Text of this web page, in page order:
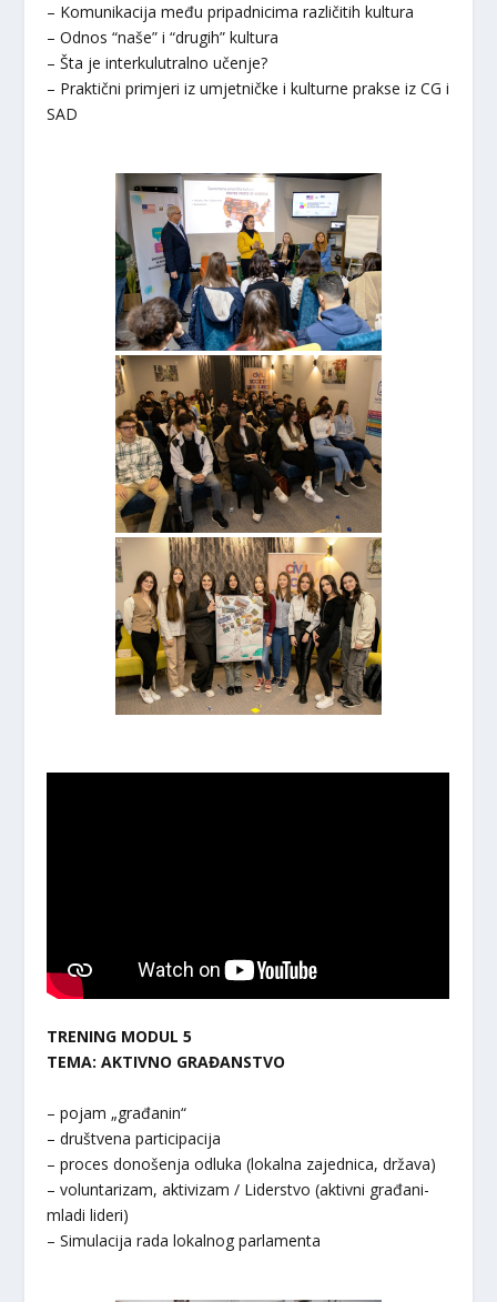
– Komunikacija među pripadnicima različitih kultura
– Odnos “naše” i “drugih” kultura
– Šta je interkulutralno učenje?
– Praktični primjeri iz umjetničke i kulturne prakse iz CG i
SAD
TRENING MODUL 5
TEMA: AKTIVNO GRAĐANSTVO
– pojam „građanin“
– društvena participacija
– proces donošenja odluka (lokalna zajednica, država)
– voluntarizam, aktivizam / Liderstvo (aktivni građani-
mladi lideri)
– Simulacija rada lokalnog parlamenta